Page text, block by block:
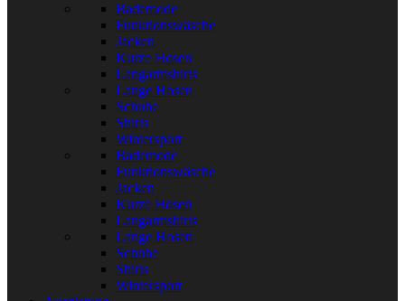
Bademode
Funktionswäsche
Jacken
Kurze Hosen
Langarmshirts
Lange Hosen
Schuhe
Shirts
Wintersport
Bademode
Funktionswäsche
Jacken
Kurze Hosen
Langarmshirts
Lange Hosen
Schuhe
Shirts
Wintersport